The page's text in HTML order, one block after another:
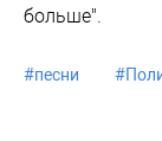
больше".
#песни #